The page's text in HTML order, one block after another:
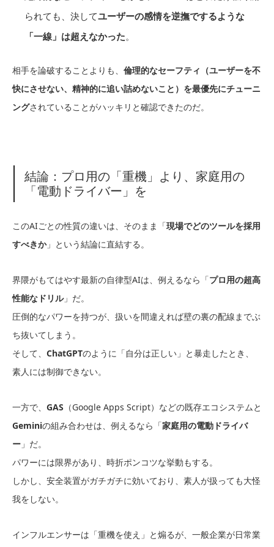
られても、決してユーザーの感情を逆撫でするような
「一線」は超えなかった。
相手を論破することよりも、 倫理的なセーフティ（ユーザーを不
快にさせない、精神的に追い詰めないこと）を最優先にチューニ
ングされていることがハッキリと確認できたのだ。
結論：プロ用の「重機」より、家庭用の
「電動ドライバー」を
このAIごとの性質の違いは、そのまま「現場でどのツールを採用
すべきか」という結論に直結する。
界隈がもてはやす最新の自律型AIは、例えるなら「プロ用の超高
性能なドリル」だ。
圧倒的なパワーを持つが、扱いを間違えれば壁の裏の配線までぶ
ち抜いてしまう。
そして、 ChatGPTのように「自分は正しい」と暴走したとき、
素人には制御できない。
一方で、 GAS （Google Apps Script）などの既存エコシステムと
Geminiの組み合わせは、例えるなら「家庭用の電動ドライバ
ー 」だ。
パワーには限界があり、時折ポンコツな挙動もする。
しかし、安全装置がガチガチに効いており、素人が扱っても大怪
我をしない。
インフルエンサーは「重機を使え」と煽るが、一般企業が日常業